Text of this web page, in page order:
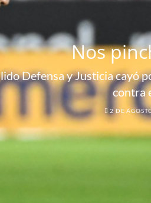
Nos
Defensa y Justicia cayó
contra
2 DE